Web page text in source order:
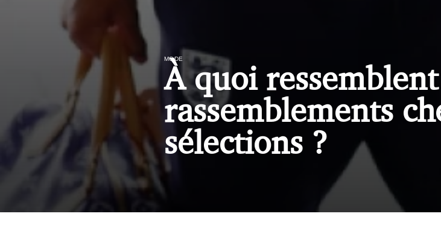
MODE
À quoi
rassemblements
sélections ?